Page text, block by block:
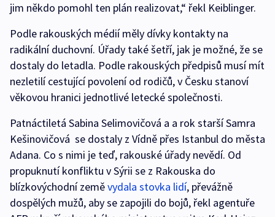
jim někdo pomohl ten plán realizovat,“ řekl Keiblinger.
Podle rakouských médií měly dívky kontakty na
radikální duchovní. Úřady také šetří, jak je možné, že se
dostaly do letadla. Podle rakouských předpisů musí mít
nezletilí cestující povolení od rodičů, v Česku stanoví
věkovou hranici jednotlivé letecké společnosti.
Patnáctiletá Sabina Selimovičová a a rok starší Samra
Kešinovičová se dostaly z Vídně přes Istanbul do města
Adana. Co s nimi je teď, rakouské úřady nevědí. Od
propuknutí konfliktu v Sýrii se z Rakouska do
blízkovýchodní zeměvydala stovka lidí, převážně
dospělých mužů, aby se zapojili do bojů, řekl agentuře